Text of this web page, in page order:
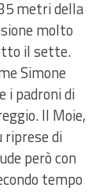
metri della
molto
il sette.
Simone
i padroni di
Il Moie,
riprese di
però con
tempo